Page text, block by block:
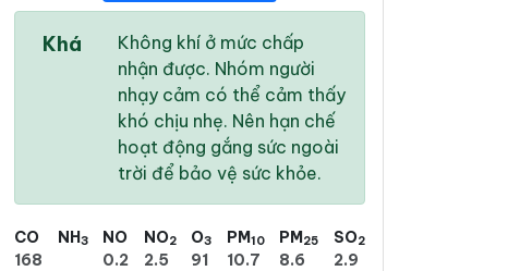
26 °/
25 °/
Khá
Không khí ở mức chấp
nhận được. Nhóm người
nhạy cảm có thể cảm thấy
khó chịu nhẹ. Nên hạn chế
hoạt động gắng sức ngoài
trời để bảo vệ sức khỏe.
CO
168
NH3
NO
0.2
NO2
2.5
O3
91
PM10
10.7
PM25
8.6
SO2
2.9